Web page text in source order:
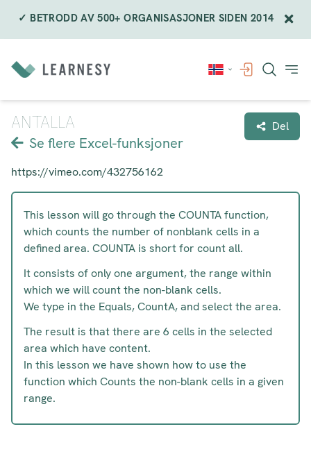
✓ BETRODD AV 500+ ORGANISASJONER SIDEN 2014
innholdet
ANTALLA
Se flere Excel-funksjoner
Del
https://vimeo.com/432756162
This lesson will go through the COUNTA function,
which counts the number of nonblank cells in a
defined area. COUNTA is short for count all.
It consists of only one argument, the range within
which we will count the non-blank cells.
We type in the Equals, CountA, and select the area.
The result is that there are 6 cells in the selected
area which have content.
In this lesson we have shown how to use the
function which Counts the non-blank cells in a given
range.